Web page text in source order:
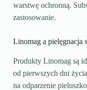
warstwę ochronną.
zastosowanie.
Linomag a pielęgnacja
Produkty Linomag są
od pierwszych dni
na odparzenie